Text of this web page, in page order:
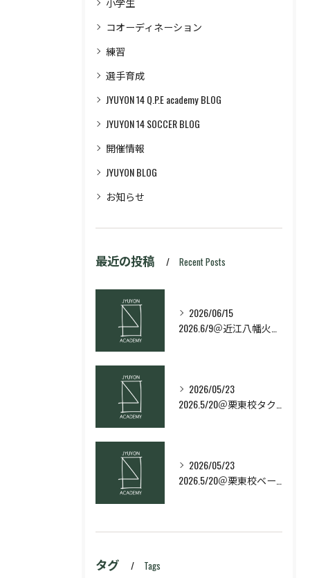
コオーディネーション
練習
選手育成
JYUYON 14 Q.P.E academy BLOG
JYUYON 14 SOCCER BLOG
開催情報
JYUYON BLOG
お知らせ
最近の投稿 Recent Posts
2026/06/15
2026/05/23
2026/05/23
タグ Tags